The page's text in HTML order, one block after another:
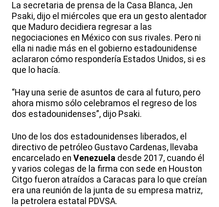
La secretaria de prensa de la Casa Blanca, Jen
Psaki, dijo el miércoles que era un gesto alentador
que Maduro decidiera regresar a las
negociaciones en México con sus rivales. Pero ni
ella ni nadie más en el gobierno estadounidense
aclararon cómo respondería Estados Unidos, si es
que lo hacía.
“Hay una serie de asuntos de cara al futuro, pero
ahora mismo sólo celebramos el regreso de los
dos estadounidenses”, dijo Psaki.
Uno de los dos estadounidenses liberados, el
directivo de petróleo Gustavo Cardenas, llevaba
encarcelado en Venezuela desde 2017, cuando él
y varios colegas de la firma con sede en Houston
Citgo fueron atraídos a Caracas para lo que creían
era una reunión de la junta de su empresa matriz,
la petrolera estatal PDVSA.